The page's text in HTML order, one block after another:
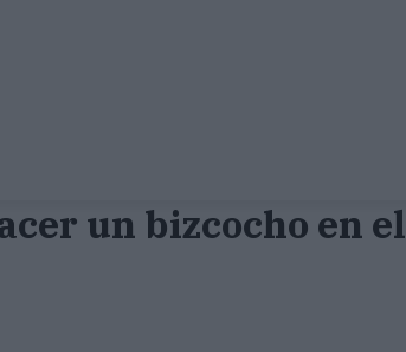
un bizcocho en el